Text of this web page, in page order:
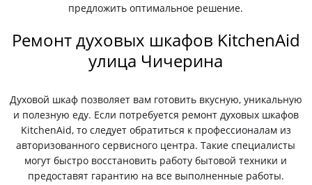
предложить оптимальное решение.
Ремонт духовых шкафов KitchenAid
улица Чичерина
Духовой шкаф позволяет вам готовить вкусную, уникальную
и полезную еду. Если потребуется ремонт духовых шкафов
KitchenAid, то следует обратиться к профессионалам из
авторизованного сервисного центра. Такие специалисты
могут быстро восстановить работу бытовой техники и
предоставят гарантию на все выполненные работы.